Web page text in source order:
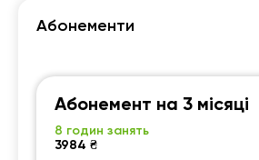
Абонементи
Абонемент на 3 місяці
8 годин занять
3984 ₴